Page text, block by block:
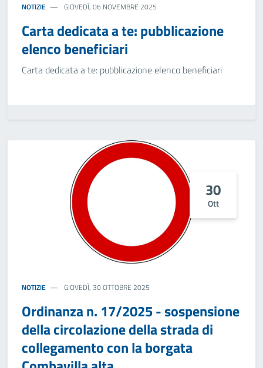
NOTIZIE GIOVEDÌ, 06 NOVEMBRE 2025
Carta dedicata a te: pubblicazione
elenco beneficiari
Carta dedicata a te: pubblicazione elenco beneficiari
30
Ott
NOTIZIE GIOVEDÌ, 30 OTTOBRE 2025
Ordinanza n. 17/2025 - sospensione
della circolazione della strada di
collegamento con la borgata